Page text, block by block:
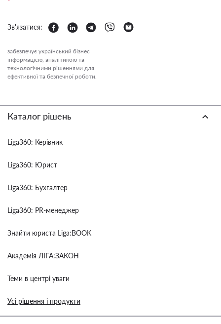
Зв'язатися:
забезпечує український бізнес
інформацією, аналітикою та
технологічними рішеннями для
ефективної та безпечної роботи.
Каталог рішень
Liga360: Керівник
Liga360: Юрист
Liga360: Бухгалтер
Liga360: PR-менеджер
Знайти юриста Liga:BOOK
Академія ЛІГА:ЗАКОН
Теми в центрі уваги
Усі рішення і продукти